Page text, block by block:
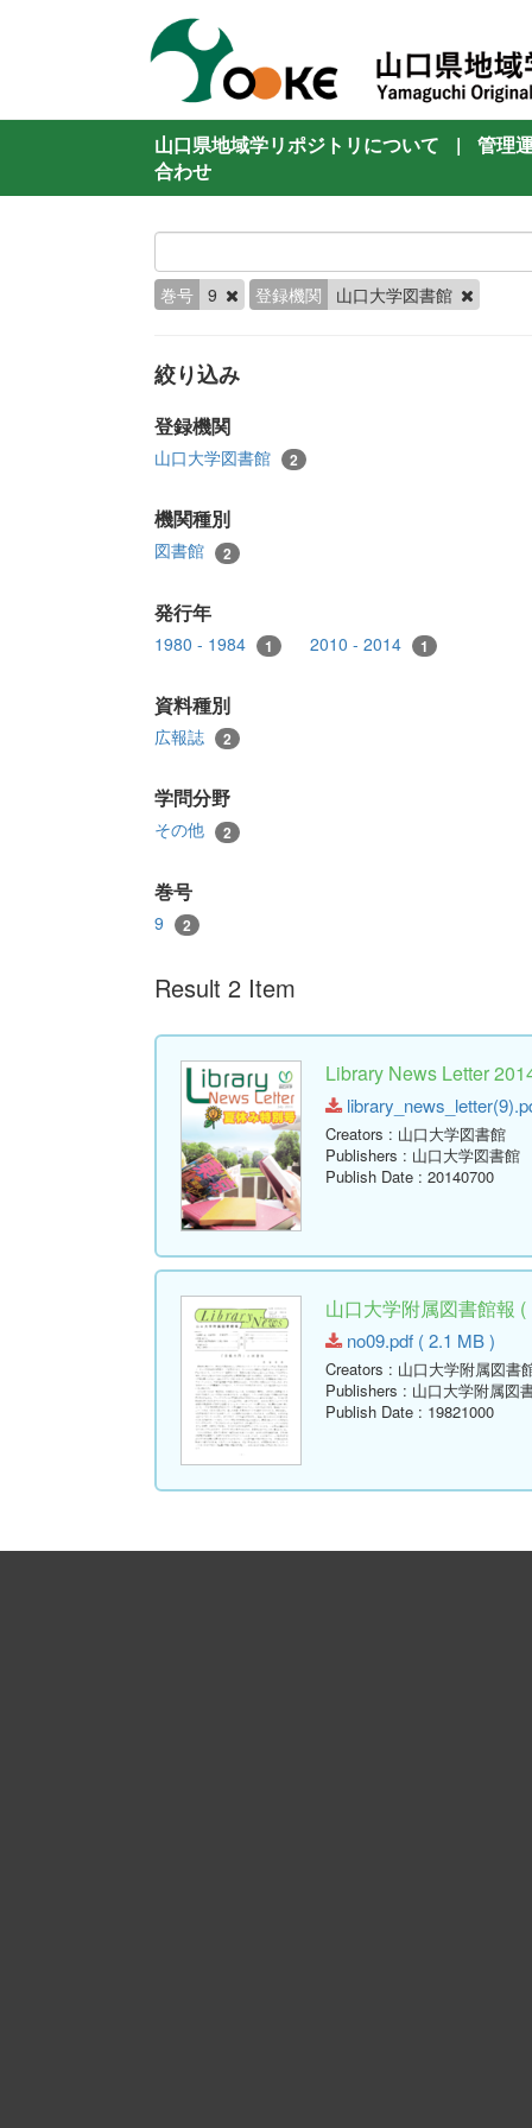
山口県地域学リポジトリについて |
管理
合わせ
巻号 9 登録機関 山口大学図書館
絞り込み
登録機関
山口大学図書館 2
機関種別
図書館 2
発行年
1980 - 1984 1 2010 - 2014 1
資料種別
広報誌 2
学問分野
その他 2
巻号
9 2
Result 2 Item
Library News Letter
Creators : 山口大学図書館
Publishers : 山口大学図書館
Publish Date : 20140700
山口大学附属図書館報
no09.pdf ( 2.1 MB )
Creators : 山口大学附属図書
Publishers : 山口大学附属図
Publish Date : 19821000